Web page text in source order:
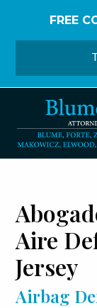
FREE
Aire
Jersey
Airbag